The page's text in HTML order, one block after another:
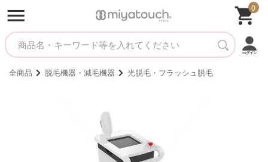
0
全商品 脱毛機器・減毛機器 光脱毛・フラッシュ脱毛